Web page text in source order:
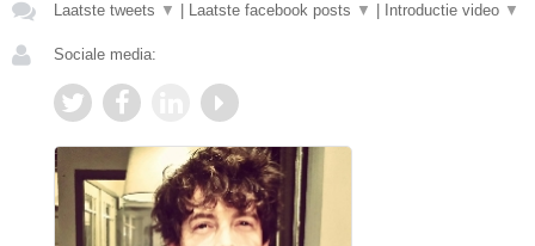
Laatste tweets ▼ Laatste facebook posts ▼ Introductie video ▼
Sociale media: